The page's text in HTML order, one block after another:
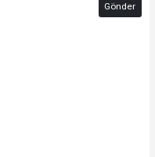
Gönder